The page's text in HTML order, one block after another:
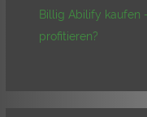
Billig Abilify kaufen
profitieren?